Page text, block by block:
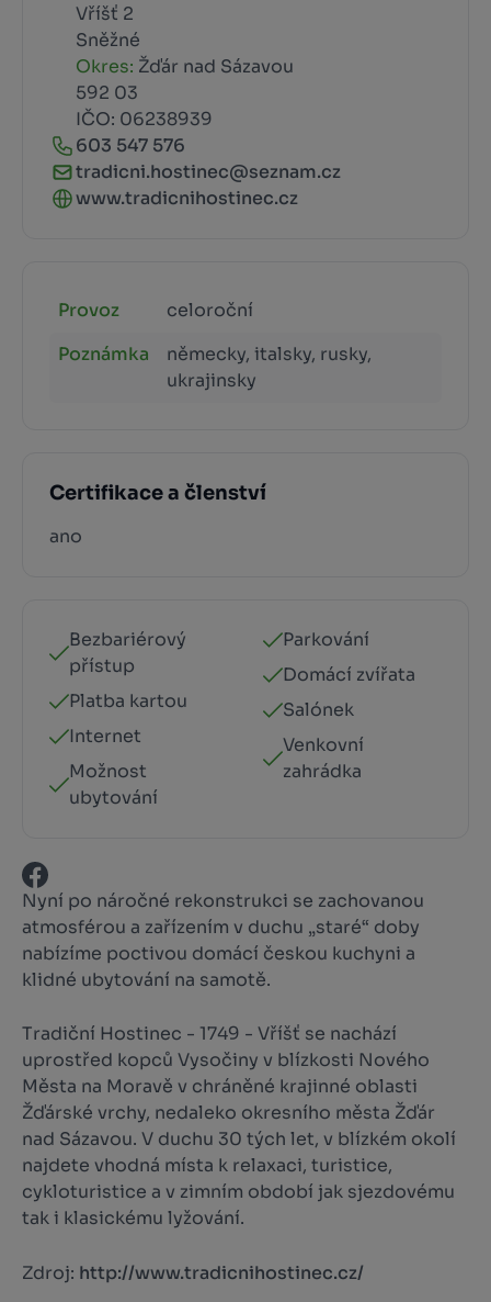
Vříšť 2
Sněžné
Okres: Žďár nad Sázavou
592 03
IČO: 06238939
603 547 576
tradicni.hostinec@seznam.cz
www.tradicnihostinec.cz
Provoz
celoroční
Poznámka
německy, italsky, rusky,
ukrajinsky
Certifikace a členství
ano
Bezbariérový
přístup
Platba kartou
Internet
Možnost
ubytování
Parkování
Domácí zvířata
Salónek
Venkovní
zahrádka
Nyní po náročné rekonstrukci se zachovanou
atmosférou a zařízením v duchu „staré“ doby
nabízíme poctivou domácí českou kuchyni a
klidné ubytování na samotě.
Tradiční Hostinec - 1749 - Vříšť se nachází
uprostřed kopců Vysočiny v blízkosti Nového
Města na Moravě v chráněné krajinné oblasti
Žďárské vrchy, nedaleko okresního města Žďár
nad Sázavou. V duchu 30 tých let, v blízkém okolí
najdete vhodná místa k relaxaci, turistice,
cykloturistice a v zimním období jak sjezdovému
tak i klasickému lyžování.
Zdroj: http://www.tradicnihostinec.cz/